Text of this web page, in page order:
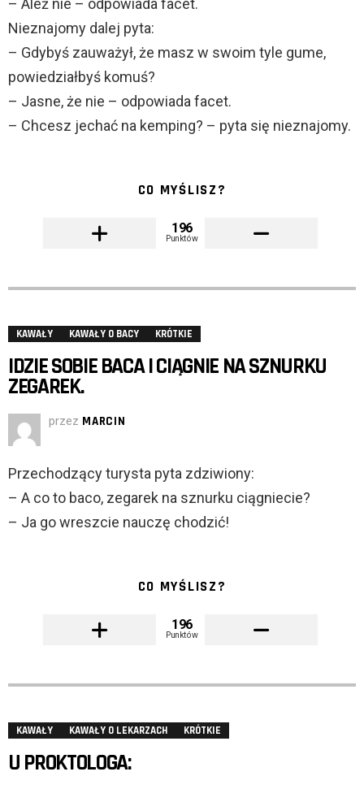
– Ależ nie – odpowiada facet.
Nieznajomy dalej pyta:
– Gdybyś zauważył, że masz w swoim tyle gume,
powiedziałbyś komuś?
– Jasne, że nie – odpowiada facet.
– Chcesz jechać na kemping? – pyta się nieznajomy.
CO MYŚLISZ?
196
Punktów
KAWAŁY KAWAŁY O BACY KRÓTKIE
IDZIE SOBIE BACA I CIĄGNIE NA SZNURKU
ZEGAREK.
przez MARCIN
Przechodzący turysta pyta zdziwiony:
– A co to baco, zegarek na sznurku ciągniecie?
– Ja go wreszcie nauczę chodzić!
CO MYŚLISZ?
196
Punktów
KAWAŁY KAWAŁY O LEKARZACH KRÓTKIE
U PROKTOLOGA: